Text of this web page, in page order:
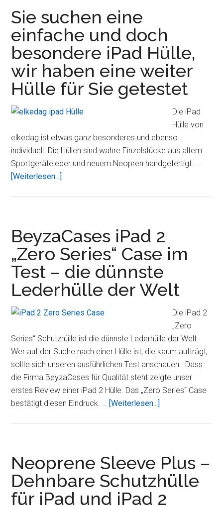
–
die
zuverlässigste
Art
sein
iPad
zu
Sie suchen eine
einfache und doch
besondere iPad Hülle,
wir haben eine weiter
Hülle für Sie getestet
Die iPad
Hülle von
elkedag ist etwas ganz besonderes und ebenso
individuell. Die Hüllen sind wahre Einzelstücke aus altem
Sportgeräteleder und neuem Neopren handgefertigt. …
[Weiterlesen...]
und
doch
besondere
iPad
Hülle,
wir
eine
Hülle
für
Sie
getestet
BeyzaCases iPad 2
„Zero Series“ Case im
Test – die dünnste
Lederhülle der Welt
Die iPad 2
„Zero
Series“ Schutzhülle ist die dünnste Lederhülle der Welt.
Wer auf der Suche nach einer Hülle ist, die kaum aufträgt,
sollte sich unseren ausführlichen Test anschauen. Dass
die Firma BeyzaCases für Qualität steht zeigte unser
erstes Review einer iPad 2 Hülle. Das „Zero Series“ Case
bestätigt diesen Eindruck. … [Weiterlesen...]
Series“
Case
im
Test
Neoprene Sleeve Plus –
Dehnbare Schutzhülle
für iPad und iPad 2